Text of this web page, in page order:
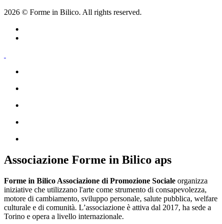
2026 © Forme in Bilico. All rights reserved.
Associazione Forme in Bilico aps
Forme in Bilico Associazione di Promozione Sociale organizza
iniziative che utilizzano l'arte come strumento di consapevolezza,
motore di cambiamento, sviluppo personale, salute pubblica, welfare
culturale e di comunità. L’associazione è attiva dal 2017, ha sede a
Torino e opera a livello internazionale.